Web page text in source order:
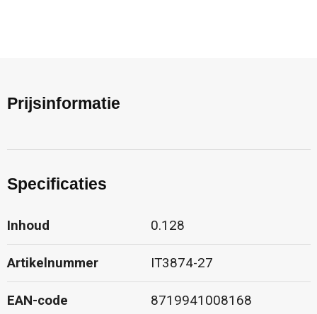
Prijsinformatie
Specificaties
Inhoud 0.128
Artikelnummer IT3874-27
EAN-code 8719941008168